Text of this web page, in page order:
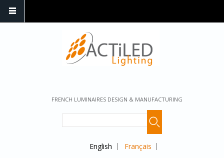
FRENCH LUMINAIRES DESIGN & MANUFACTURING
English Français